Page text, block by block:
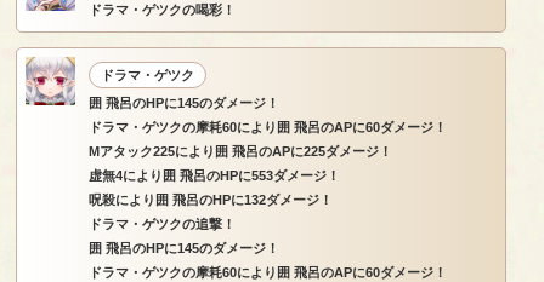
ドラマ・ゲツクの喝彩！
ドラマ・ゲツク
囲 飛呂のHPに145のダメージ！
ドラマ・ゲツクの摩耗60により囲 飛呂のAPに60ダメージ！
Mアタック225により囲 飛呂のAPに225ダメージ！
虚無4により囲 飛呂のHPに553ダメージ！
呪殺により囲 飛呂のHPに132ダメージ！
ドラマ・ゲツクの追撃！
囲 飛呂のHPに145のダメージ！
ドラマ・ゲツクの摩耗60により囲 飛呂のAPに60ダメージ！